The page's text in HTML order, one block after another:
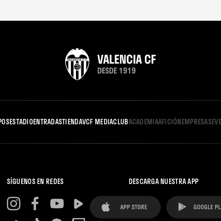
ESTADIOENTRADASTIENDAVCF MEDIACLUBACADEMIAAFICIÓNEMPRESAS
SÍGUENOS EN REDES DESCARGA NUESTRA APP